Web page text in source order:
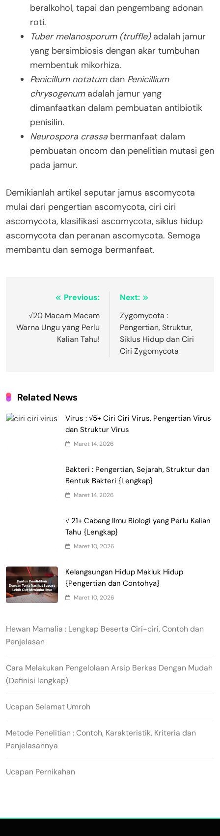
beralkohol, tapai dan pengembang adonan
roti.
Tuber melanosporum(truffle) adalah jamur
yang bersimbiosis dengan akar tumbuhan
membentuk mikorhiza.
Penicillum notatumdan Penicillium
chrysogenum adalah jamur yang
dimanfaatkan dalam pembuatan antibiotik
penisilin.
Neurospora crassabermanfaat dalam
pembuatan oncom dan penelitian mutasi gen
pada jamur.
Demikianlah artikel seputar jamus ascomycota
mulai dari pengertian ascomycota, ciri ciri
ascomycota, klasifikasi ascomycota, siklus hidup
ascomycota dan peranan ascomycota. Semoga
membantu dan semoga bermanfaat.
Navigasi
pos
Previous:
√20 Macam Macam
Warna Ungu yang Perlu
Kalian Tahu!
Next:
Zygomycota :
Pengertian, Struktur,
Siklus Hidup dan Ciri
Ciri Zygomycota
Related News
Virus : √5+ Ciri Ciri Virus, Pengertian Virus
dan Struktur Virus
Maret 14, 2026
Bakteri : Pengertian, Sejarah, Struktur dan
Bentuk Bakteri {Lengkap}
Maret 14, 2026
√ 21+ Cabang Ilmu Biologi yang Perlu Kalian
Tahu {Lengkap}
Maret 10, 2026
Kelangsungan Hidup Makluk Hidup
{Pengertian dan Contohya}
Maret 10, 2026
Hewan Mamalia : Lengkap Beserta Ciri-ciri, Contoh dan
Penjelasan
Cara Melakukan Pengelolaan Arsip Berkas Dengan Mudah
(Definisi lengkap)
Ucapan Selamat Umroh
Metode Penelitian : Contoh, Karakteristik, Kriteria dan
Penjelasannya
Ucapan Pernikahan